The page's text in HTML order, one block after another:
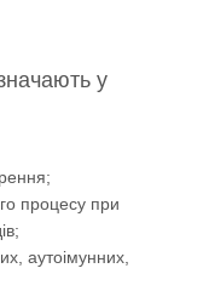
у
процесу при
аутоімунних,